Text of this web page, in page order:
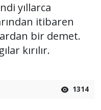
yıllarca
itibaren
bir demet.
kırılır.
1314